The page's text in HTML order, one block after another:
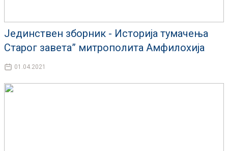
Јединствен зборник - Историја тумачења
Старог завета” митрополита Амфилохија
01.04.2021